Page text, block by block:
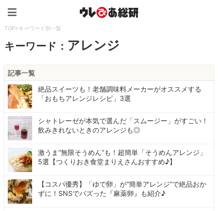
TOP>キーワード別一覧
キーワード： アレンジ
記事一覧
絶品スイーツも！老舗調味料メーカーがオススメする
「おもちアレンジレシピ」3選
シャトレーゼが本気で選んだ「スムージー」がすごい！
飲みきれないときのアレンジも◎
激うま“無限そうめん”も！超簡単「そうめんアレンジ」
5選【つくりおき食堂まりえさんおすすめ♪】
【コスパ優秀】「ゆで卵」が“簡単アレンジ”で絶品おか
ずに！SNSでバズった『麻薬卵』も紹介♪